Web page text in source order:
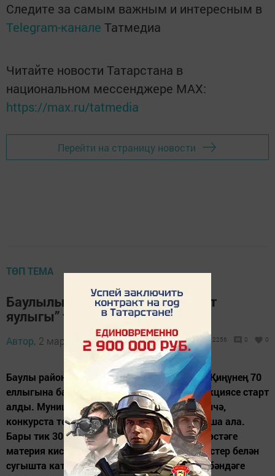
Следите за самым важным и интересным в
Telegram-канале Татмедиа
Читайте новости Татарстана в
национальном мессенджере MАХ:
https://max.ru/tatmedia
Перейти на страницу новости
ТӨП ТЕМА
Баулылылар күпметрлы “Солдат
яулыгы” тегәчәк
Автор, 2 март 2014 - 15:31 2256 0 0
Баулы районында Бөек Ватан сугышында Җиңүнең 70
еллыгына багышланган "Солдат яулыгы" акциясе старт
алды. Муниципаль район сайты хәбәр итүенчә,
конкурста теләге булган һәрбер кеше катнаша ала.
Бары тик 30га 30 сантиметр булган төрле төстәге
материя кисәге алырга анда чигеп я фломастер белән
сугышта катнашкан туганыгыз турында түбәндәге